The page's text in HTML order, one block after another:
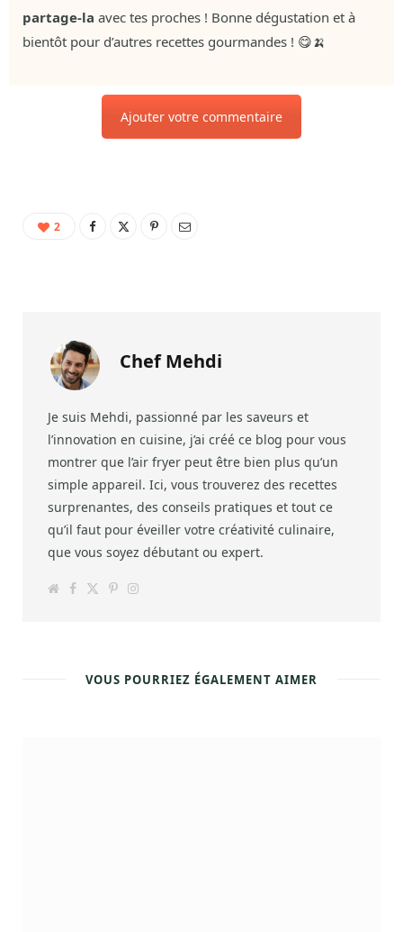
partage-la avec tes proches ! Bonne dégustation et à
bientôt pour d’autres recettes gourmandes ! 😋🍌
Ajouter votre commentaire
2
Chef Mehdi
Je suis Mehdi, passionné par les saveurs et
l’innovation en cuisine, j’ai créé ce blog pour vous
montrer que l’air fryer peut être bien plus qu’un
simple appareil. Ici, vous trouverez des recettes
surprenantes, des conseils pratiques et tout ce
qu’il faut pour éveiller votre créativité culinaire,
que vous soyez débutant ou expert.
F
P
s
t
I
a
m
VOUS POURRIEZ ÉGALEMENT AIMER